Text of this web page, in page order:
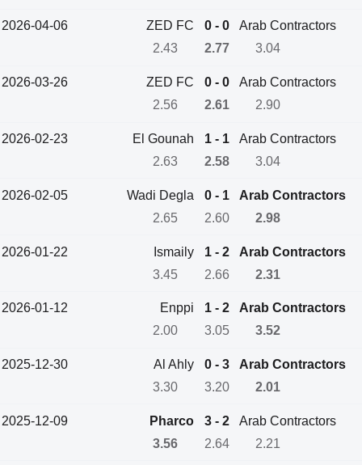
2026-04-06 ZED FC 0 - 0
Arab Contractors
2.43
2.77 3.04
2026-03-26 ZED FC 0 - 0
Arab Contractors
2.56
2.61 2.90
2026-02-23 El Gounah 1 - 1
Arab Contractors
2.63
2.58 3.04
2026-02-05 Wadi Degla 0 - 1
Arab Contractors
2.65
2.60 2.98
2026-01-22 Ismaily 1 - 2
Arab Contractors
3.45
2.66 2.31
2026-01-12 Enppi 1 - 2
Arab Contractors
2.00
3.05 3.52
2025-12-30 Al Ahly 0 - 3
Arab Contractors
3.30
3.20 2.01
2025-12-09 Pharco 3 - 2
Arab Contractors
3.56
2.64 2.21